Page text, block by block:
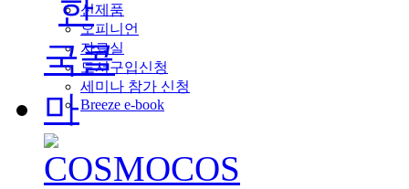
신제품
오피니언
자료실
도서구입신청
세미나 참가 신청
Breeze e-book